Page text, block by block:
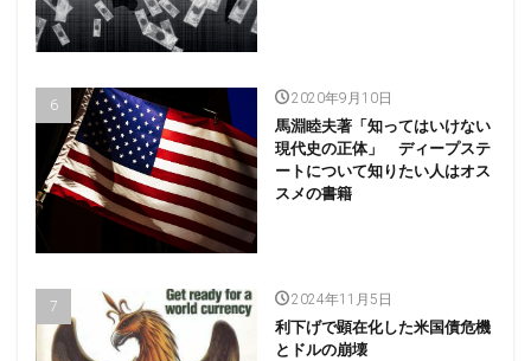
2020年9月10日
馬淵睦夫著「知ってはいけない
現代史の正体」 ディープステ
ートについて知りたい人はオス
スメの書籍
2024年11月5日
利下げで顕在化した米国債危機
とドルの崩壊